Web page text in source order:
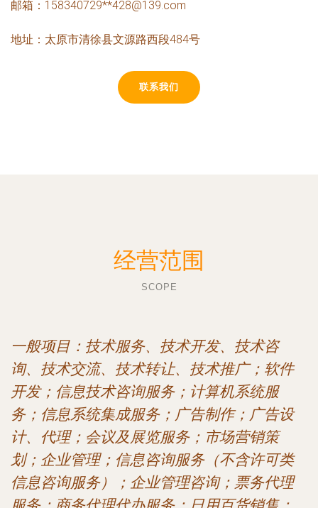
邮箱：158340729**428@139.com
地址：太原市清徐县文源路西段484号
联系我们
经营范围
SCOPE
一般项目：技术服务、技术开发、技术咨
询、技术交流、技术转让、技术推广；软件
开发；信息技术咨询服务；计算机系统服
务；信息系统集成服务；广告制作；广告设
计、代理；会议及展览服务；市场营销策
划；企业管理；信息咨询服务（不含许可类
信息咨询服务）；企业管理咨询；票务代理